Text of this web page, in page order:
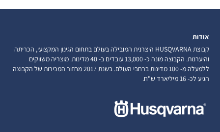
אודות
קבוצת HUSQVARNA היצרנית המובילה בעולם בתחום הגינון המקצועי, הכריתה
והיערנות. הקבוצה מונה כ- 13,000 עובדים ב- 40 מדינות. מוצריה משווקים
ללמעלה מ- 100 מדינות ברחבי העולם. בשנת 2017 מחזור המכירות של הקבוצה
הגיע לכ- 16 מיליארד ש"ח.